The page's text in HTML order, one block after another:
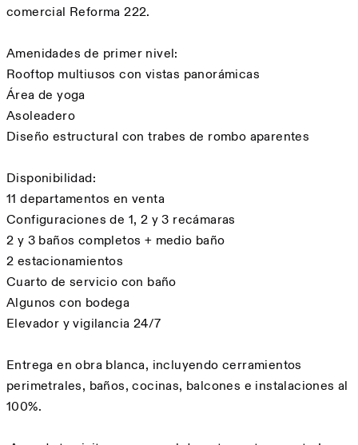
comercial Reforma 222.
Amenidades de primer nivel:
Rooftop multiusos con vistas panorámicas
Área de yoga
Asoleadero
Diseño estructural con trabes de rombo aparentes
Disponibilidad:
11 departamentos en venta
Configuraciones de 1, 2 y 3 recámaras
2 y 3 baños completos + medio baño
2 estacionamientos
Cuarto de servicio con baño
Algunos con bodega
Elevador y vigilancia 24/7
Entrega en obra blanca, incluyendo cerramientos
perimetrales, baños, cocinas, balcones e instalaciones al
100%.